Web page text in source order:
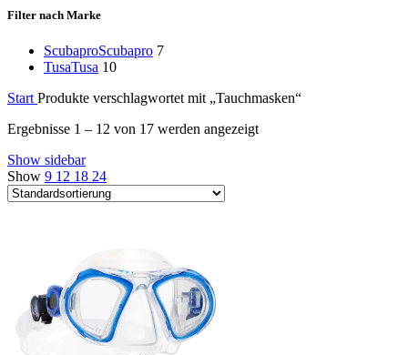
Filter nach Marke
ScubaproScubapro 7
TusaTusa 10
Start Produkte verschlagwortet mit „Tauchmasken“
Ergebnisse 1 – 12 von 17 werden angezeigt
Show sidebar
Show 9 12 18 24